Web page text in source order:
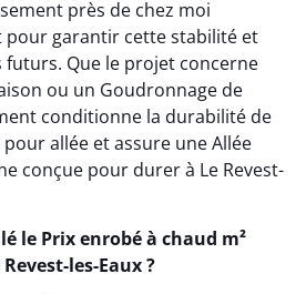
près de chez moi
garantir cette stabilité et
Que le projet concerne
ou un Goudronnage de
conditionne la durabilité de
allée et assure une Allée
conçue pour durer à Le Revest-
le Prix enrobé à chaud m²
les-Eaux ?